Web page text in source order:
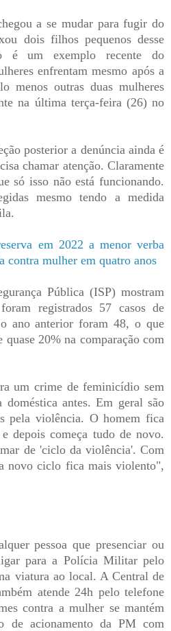
a se mudar para fugir do
dois filhos pequenos desse
é um exemplo recente do
enfrentam mesmo após a
menos outras duas mulheres
na última terça-feira (26) no
posterior a denúncia ainda é
chamar atenção. Claramente
só isso não está funcionando.
mesmo tendo a medida
em 2022 a menor verba
contra mulher em quatro anos
Pública (ISP) mostram
registrados 57 casos de
ano anterior foram 48, o que
quase 20% na comparação com
um crime de feminicídio sem
antes. Em geral são
pela violência. O homem fica
depois começa tudo de novo.
de 'ciclo da violência'. Com
novo ciclo fica mais violento",
pessoa que presenciar ou
para a Polícia Militar pelo
viatura ao local. A Central de
atende 24h pelo telefone
contra a mulher se mantém
de acionamento da PM com